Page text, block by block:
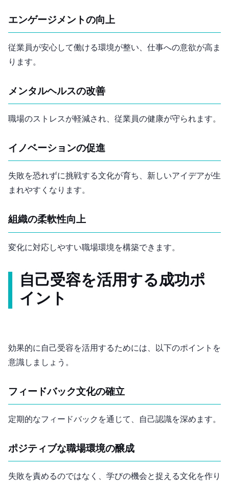
エンゲージメントの向上
従業員が安心して働ける環境が整い、仕事への意欲が高ま
ります。
メンタルヘルスの改善
職場のストレスが軽減され、従業員の健康が守られます。
イノベーションの促進
失敗を恐れずに挑戦する文化が育ち、新しいアイデアが生
まれやすくなります。
組織の柔軟性向上
変化に対応しやすい職場環境を構築できます。
自己受容を活用する成功ポ
イント
効果的に自己受容を活用するためには、以下のポイントを
意識しましょう。
フィードバック文化の確立
定期的なフィードバックを通じて、自己認識を深めます。
ポジティブな職場環境の醸成
失敗を責めるのではなく、学びの機会と捉える文化を作り